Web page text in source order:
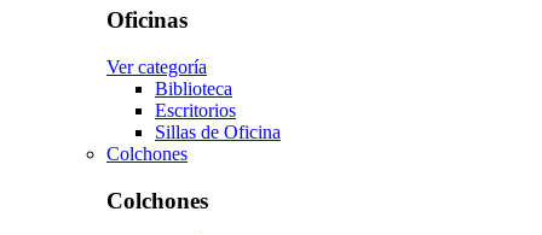
Oficinas
Ver categoría
Biblioteca
Escritorios
Sillas de Oficina
Colchones
Colchones